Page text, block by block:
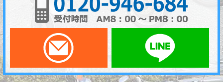
メールでお問い合わせ